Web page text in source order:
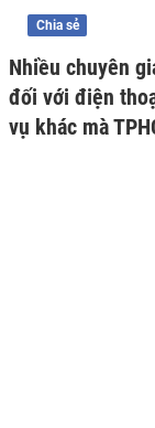
Chia sẻ
Nhiều chuyên
đối với điện
vụ khác mà